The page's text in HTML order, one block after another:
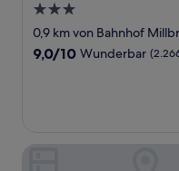
3.0-
Sterne-
Unterkunft
0,9 km von Bahnhof
9.0
9,0/10 Wunderbar